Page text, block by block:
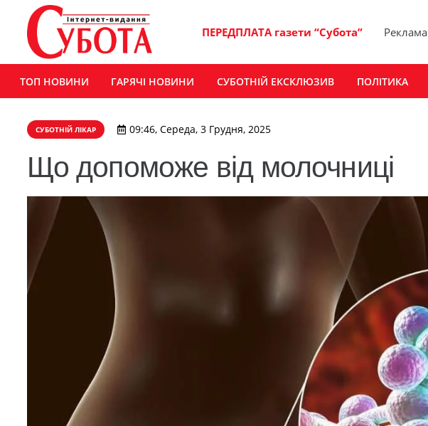
ПЕРЕДПЛАТА газети “Субота” Реклама
ТОП НОВИНИ ГАРЯЧІ НОВИНИ СУБОТНІЙ ЕКСКЛЮЗИВ ПОЛІТИКА
СУБОТНІЙ ЛІКАР 09:46, Середа, 3 Грудня, 2025
Що допоможе від молочниці